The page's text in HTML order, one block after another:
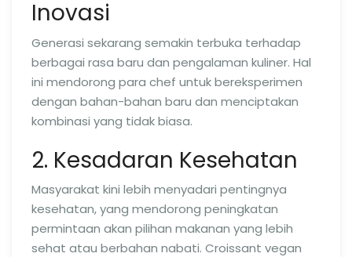
Inovasi
Generasi sekarang semakin terbuka terhadap
berbagai rasa baru dan pengalaman kuliner. Hal
ini mendorong para chef untuk bereksperimen
dengan bahan-bahan baru dan menciptakan
kombinasi yang tidak biasa.
2. Kesadaran Kesehatan
Masyarakat kini lebih menyadari pentingnya
kesehatan, yang mendorong peningkatan
permintaan akan pilihan makanan yang lebih
sehat atau berbahan nabati. Croissant vegan